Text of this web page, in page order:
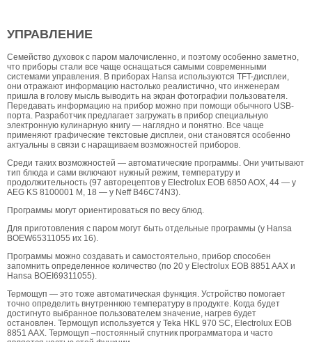
УПРАВЛЕНИЕ
Семейство духовок с паром малочисленно, и поэтому особенно заметно,
что приборы стали все чаще оснащаться самыми современными
системами управления. В приборах Hansa используются TFT-дисплеи,
они отражают информацию настолько реалистично, что инженерам
пришла в голову мысль выводить на экран фотографии пользователя.
Передавать информацию на прибор можно при помощи обычного USB-
порта. Разработчик предлагает загружать в прибор специальную
электронную кулинарную книгу — наглядно и понятно. Все чаще
применяют графические текстовые дисплеи, они становятся особенно
актуальны в связи с наращиваем возможностей приборов.
Среди таких возможностей — автоматические программы. Они учитывают
тип блюда и сами включают нужный режим, температуру и
продолжительность (97 авторецептов у Electrolux EOB 6850 AOX, 44 — у
AEG KS 8100001 M, 18 — у Neff B46C74N3).
Программы могут ориентироваться по весу блюд.
Для приготовления с паром могут быть отдельные программы (у Hansa
BOEW65311055 их 16).
Программы можно создавать и самостоятельно, прибор способен
запомнить определенное количество (по 20 у Electrolux EOB 8851 AAX и
Hansa BOEI69311055).
Термощуп — это тоже автоматическая функция. Устройство помогает
точно определить внутреннюю температуру в продукте. Когда будет
достигнуто выбранное пользователем значение, нагрев будет
остановлен. Термощуп используется у Teka HKL 970 SC, Electrolux EOB
8851 AAX. Термощуп –постоянный спутник программатора и часто